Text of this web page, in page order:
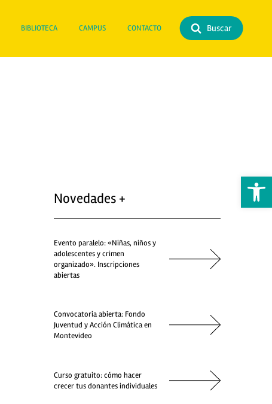
Abrir
BIBLIOTECA CAMPUS CONTACTO Buscar
Novedades +
Evento paralelo: «Niñas, niños y
adolescentes y crimen
organizado». Inscripciones
abiertas
Convocatoria abierta: Fondo
Juventud y Acción Climática en
Montevideo
Curso gratuito: cómo hacer
crecer tus donantes individuales